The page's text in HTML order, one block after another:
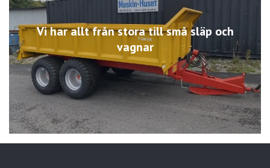
Vi har allt från stora till små släp och
vagnar